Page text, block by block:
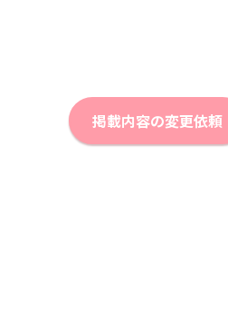
掲載内容の変更依頼